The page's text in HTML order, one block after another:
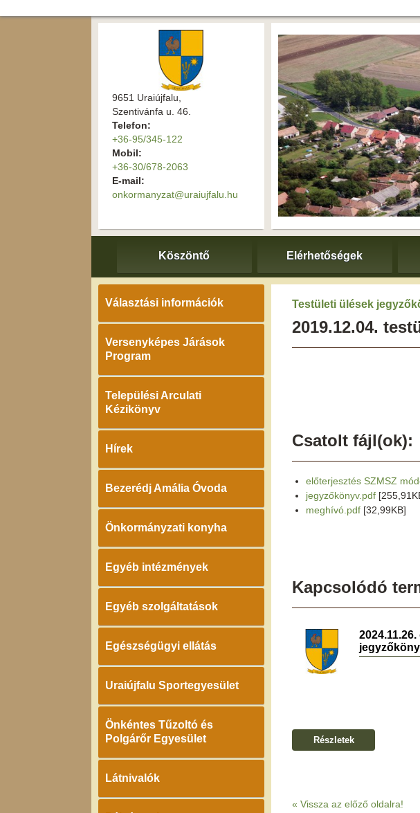
9651 Uraiújfalu,
Szentivánfa u. 46.
Telefon:
+36-95/345-122
Mobil:
+36-30/678-2063
E-mail:
onkormanyzat@uraiujfalu.hu
Köszöntő Elérhetőségek
Választási információk
Versenyképes Járások
Program
Települési Arculati
Kézikönyv
Hírek
Bezerédj Amália Óvoda
Önkormányzati konyha
Egyéb intézmények
Egyéb szolgáltatások
Egészségügyi ellátás
Uraiújfalu Sportegyesület
Önkéntes Tűzoltó és
Polgárőr Egyesület
Látnivalók
Testületi ülések
2019.12.04.
Csatolt fájl(ok):
előterjesztés SZMSZ
jegyzőkönyv.pdf
meghívó.pdf [32,99KB]
Kapcsolódó
Részletek
« Vissza az előző oldalra!